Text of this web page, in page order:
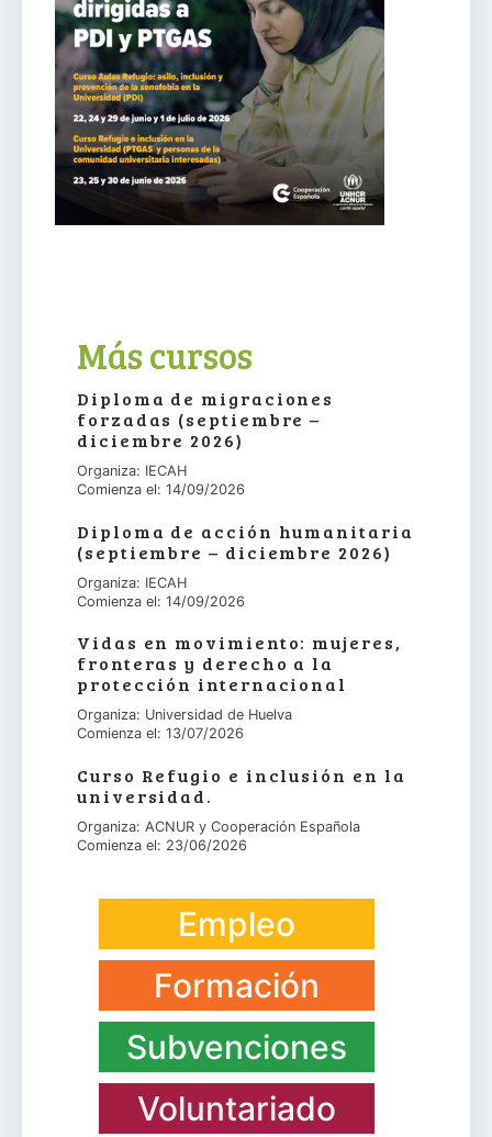
Más cursos
Diploma de migraciones
forzadas (septiembre –
diciembre 2026)
Organiza: IECAH
Comienza el: 14/09/2026
Diploma de acción humanitaria
(septiembre – diciembre 2026)
Organiza: IECAH
Comienza el: 14/09/2026
Vidas en movimiento: mujeres,
fronteras y derecho a la
protección internacional
Organiza: Universidad de Huelva
Comienza el: 13/07/2026
Curso Refugio e inclusión en la
universidad.
Organiza: ACNUR y Cooperación Española
Comienza el: 23/06/2026
Empleo
Formación
Subvenciones
Voluntariado